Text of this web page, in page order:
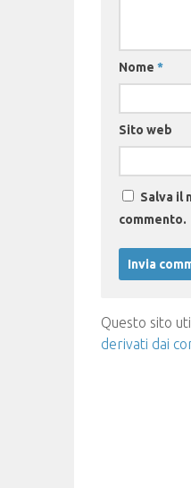
Nome *
Sito web
Salva il
commento.
Questo sito
derivati dai